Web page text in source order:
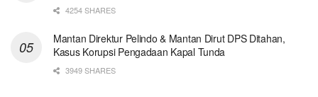
4254 SHARES
Mantan Direktur Pelindo & Mantan Dirut DPS Ditahan,
Kasus Korupsi Pengadaan Kapal Tunda
3949 SHARES